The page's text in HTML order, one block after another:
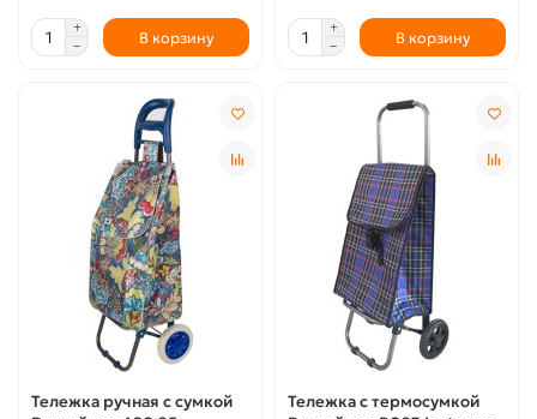
В корзину В корзину
Тележка ручная с сумкой
Тележка с термосумкой